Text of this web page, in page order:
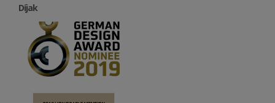
Díjak